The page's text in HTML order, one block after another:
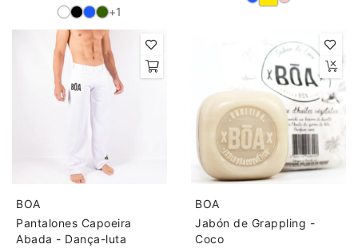
+1
BOA
Pantalones Capoeira
Abada - Dança-luta
BOA
Jabón de Grappling -
Coco